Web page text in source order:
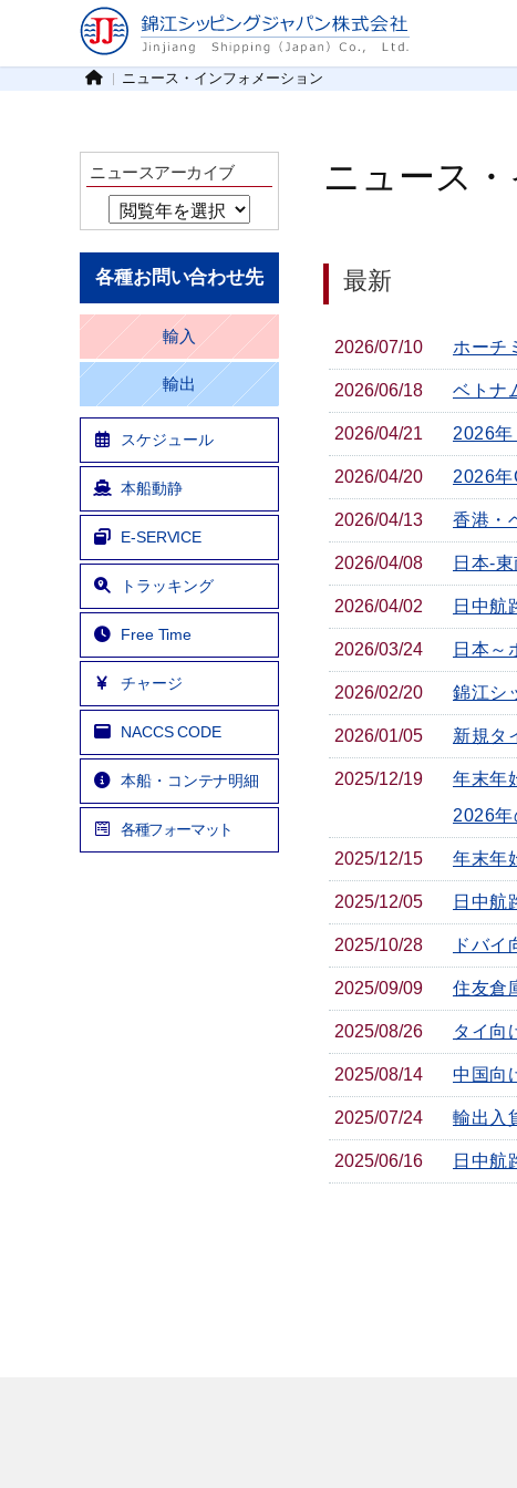
ニュース・インフォメーション
ニュース
最新
2026/07/10 ホーチ
2026/06/18 ベトナ
2026/04/21 2026年
2026/04/20 2026
2026/04/13 香港・
2026/04/08 日本-
2026/04/02 日中航
2026/03/24 日本～
2026/02/20 錦江シ
2026/01/05 新規タ
2025/12/19
年末年
2026年
2025/12/15 年末年
2025/12/05 日中航
2025/10/28 ドバイ
2025/09/09 住友倉
2025/08/26 タイ向
2025/08/14 中国向
2025/07/24 輸出入
2025/06/16 日中航
ニュースアーカイブ
各種お問い合わせ先
輸入
輸出
スケジュール
本船動静
E-SERVICE
トラッキング
Free Time
チャージ
NACCS CODE
本船・コンテナ明細
各種フォーマット